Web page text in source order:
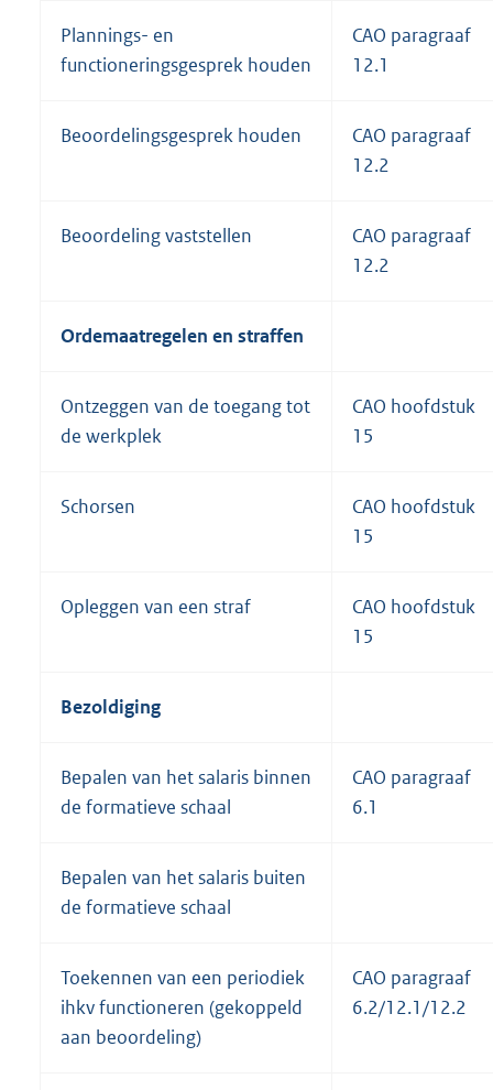
Plannings- en
functioneringsgesprek houden
CAO paragraaf
12.1
Beoordelingsgesprek houden
CAO paragraaf
12.2
Beoordeling vaststellen
CAO paragraaf
12.2
Ordemaatregelen en straffen
Ontzeggen van de toegang tot
de werkplek
CAO hoofdstuk
15
Schorsen
CAO hoofdstuk
15
Opleggen van een straf
CAO hoofdstuk
15
Bezoldiging
Bepalen van het salaris binnen
de formatieve schaal
CAO paragraaf
6.1
Bepalen van het salaris buiten
de formatieve schaal
Toekennen van een periodiek
ihkv functioneren (gekoppeld
aan beoordeling)
CAO paragraaf
6.2/12.1/12.2